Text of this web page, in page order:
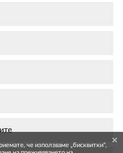
че използваме „бисквитки",